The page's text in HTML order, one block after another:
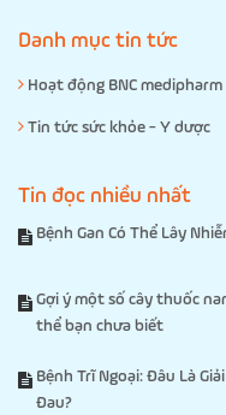
Danh mục tin tức
Hoạt động BNC medipharm
Tin tức sức khỏe - Y dược
Tin đọc nhiều nhất
Bệnh Gan Có Thể Lây
Gợi ý một số cây thuốc
thể bạn chưa biết
Bệnh Trĩ Ngoại: Đâu Là
Đau?